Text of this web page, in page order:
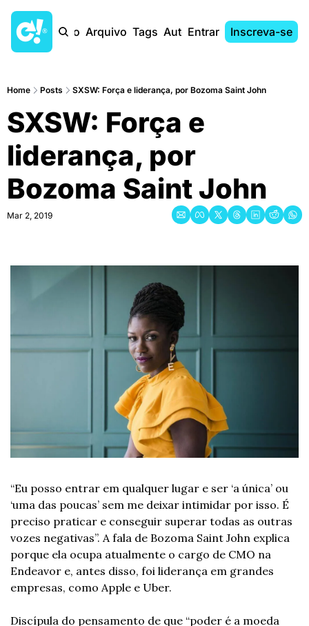
Início Arquivo Tags AutoresEntrar Inscreva-se
Home Posts SXSW: Força e liderança, por Bozoma Saint John
SXSW: Força e
liderança, por
Bozoma Saint John
Mar 2, 2019
“Eu posso entrar em qualquer lugar e ser ‘a única’ ou
‘uma das poucas’ sem me deixar intimidar por isso. É
preciso praticar e conseguir superar todas as outras
vozes negativas”. A fala de Bozoma Saint John explica
porque ela ocupa atualmente o cargo de CMO na
Endeavor e, antes disso, foi liderança em grandes
empresas, como Apple e Uber.
Discípula do pensamento de que “poder é a moeda